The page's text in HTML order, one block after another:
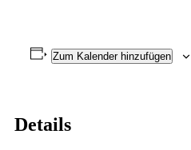
Zum Kalender hinzufügen
Details